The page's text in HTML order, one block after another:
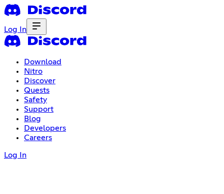
Log In
Download
Nitro
Discover
Quests
Safety
Support
Blog
Developers
Careers
Log In